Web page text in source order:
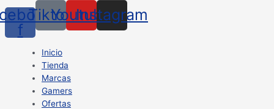
f
TiktokYoutube
Instagram
Inicio
Tienda
Marcas
Gamers
Ofertas